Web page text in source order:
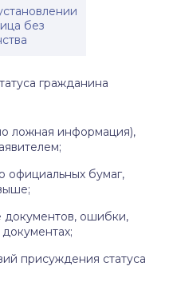
без
гражданина
ложная информация),
официальных бумаг,
документов, ошибки,
присуждения статуса